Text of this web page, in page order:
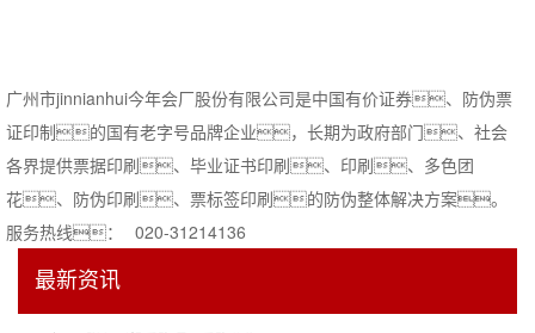
广州市jinnianhui今年会厂股份有限公司是中国有价证券、防伪票
证印制的国有老字号品牌企业，长期为政府部门、社会
各界提供票据印刷、毕业证书印刷、印刷、多色团
花、防伪印刷、票标签印刷的防伪整体解决方案。
服务热线：
020-31214136
最新资讯